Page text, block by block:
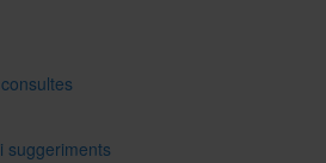
suggeriments